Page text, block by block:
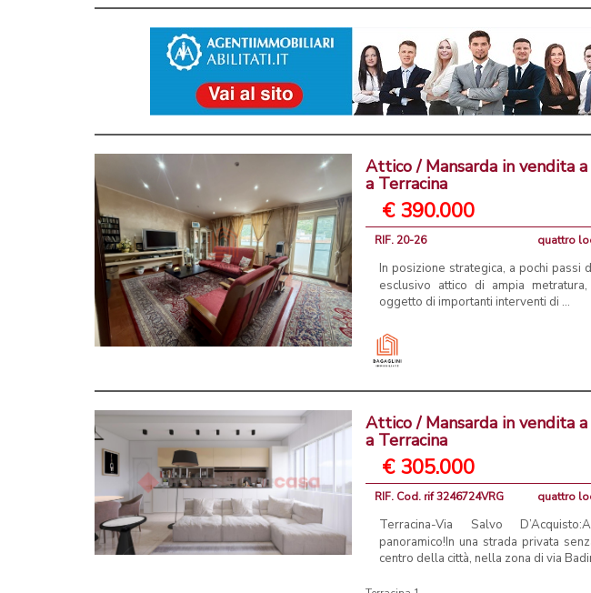
Attico / Mansarda in vendita
a Terracina
€ 390.000
RIF. 20-26 quattro
In posizione strategica, a pochi passi
esclusivo attico di ampia
oggetto di importanti interventi di ...
Attico / Mansarda in vendita
a Terracina
€ 305.000
RIF. Cod. rif 3246724VRG quattro
Terracina-Via Salvo
panoramico!In una strada privata
centro della città, nella zona di via